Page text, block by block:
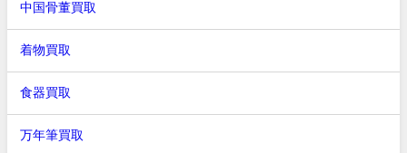
中国骨董買取
着物買取
食器買取
万年筆買取